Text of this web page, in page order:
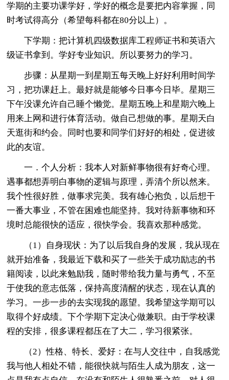
学期的主要功课学好，学好的概念是要把内容掌握，同
时考试得高分（希望每科都在80分以上）。
下学期：把计算机四级数据库工程师证书和英语六
级证书拿到。学好专业知识。所以要努力的学习。
步骤：从星期一到星期五每天晚上好好利用时间学
习，把功课赶上。最好就是能够今日事今日毕。星期三
下午没课允许自己睡个懒觉。星期五晚上和星期六晚上
用来上网和进行体育活动。做自己想做的事。星期天白
天逛街和约会。同时也要和同学们好好的相处，促进彼
此的友谊。
一．个人分析：我本人对新鲜事物很有好奇心理。
遇事都想弄明白事物的逻辑与原理，弄清个所以然来。
我个性很好胜，做事求完美。我有雄心抱负，以后想干
一番大事业，不管在困难也能坚持。我对待新事物和环
境时总能很快的适应，很快学会。我喜欢那种感觉。
（1）自身现状：为了以后我自身的发展，我从现在
就开始准备，我最近下载和买了一些关于成功励志的书
籍阅读，以此来勉励我，随时带给我力量与勇气，不至
于使我的意志低落，保持高度清醒的状态，现在认真的
学习。一步一步的去实现我的愿望。我希望这学期可以
取得个好成绩。下个学期下定决心做兼职。由于学校课
程的安排，很多课程都压在了大二，学习很紧张。
（2）性格、特长、爱好：在与人交往中，自我感觉
我与他人相处不错，能很快就与陌生人成为朋友，这一